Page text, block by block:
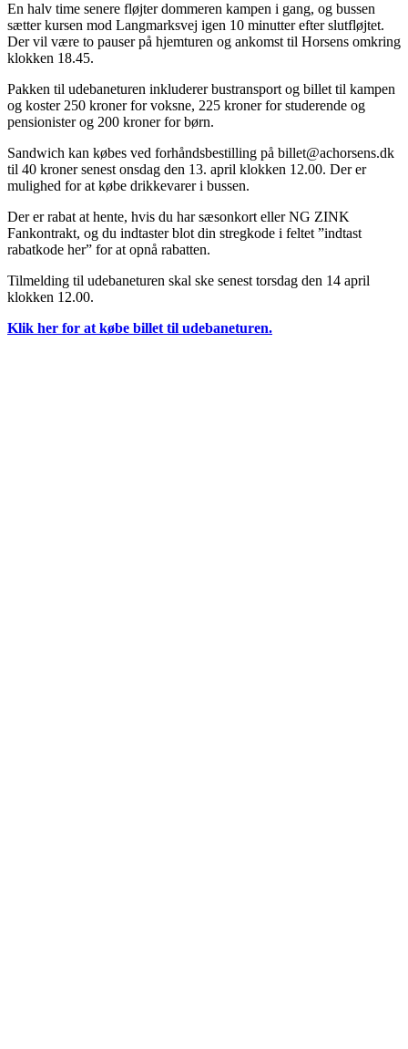
En halv time senere fløjter dommeren kampen i gang, og bussen
sætter kursen mod Langmarksvej igen 10 minutter efter slutfløjtet.
Der vil være to pauser på hjemturen og ankomst til Horsens omkring
klokken 18.45.
Pakken til udebaneturen inkluderer bustransport og billet til kampen
og koster 250 kroner for voksne, 225 kroner for studerende og
pensionister og 200 kroner for børn.
Sandwich kan købes ved forhåndsbestilling på billet@achorsens.dk
til 40 kroner senest onsdag den 13. april klokken 12.00. Der er
mulighed for at købe drikkevarer i bussen.
Der er rabat at hente, hvis du har sæsonkort eller NG ZINK
Fankontrakt, og du indtaster blot din stregkode i feltet ”indtast
rabatkode her” for at opnå rabatten.
Tilmelding til udebaneturen skal ske senest torsdag den 14 april
klokken 12.00.
Klik her for at købe billet til udebaneturen.